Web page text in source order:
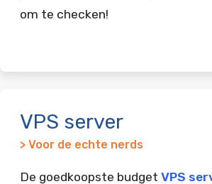
om te checken!
VPS server
> Voor de echte nerds
De goedkoopste budget VPS